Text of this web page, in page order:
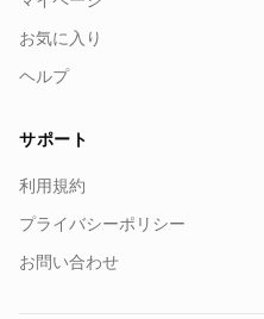
お気に入り
ヘルプ
サポート
利用規約
プライバシーポリシー
お問い合わせ